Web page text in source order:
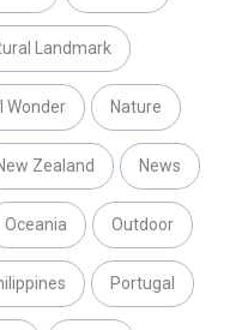
Landmark
Wonder Nature
Zealand News
Oceania Outdoor
Portugal